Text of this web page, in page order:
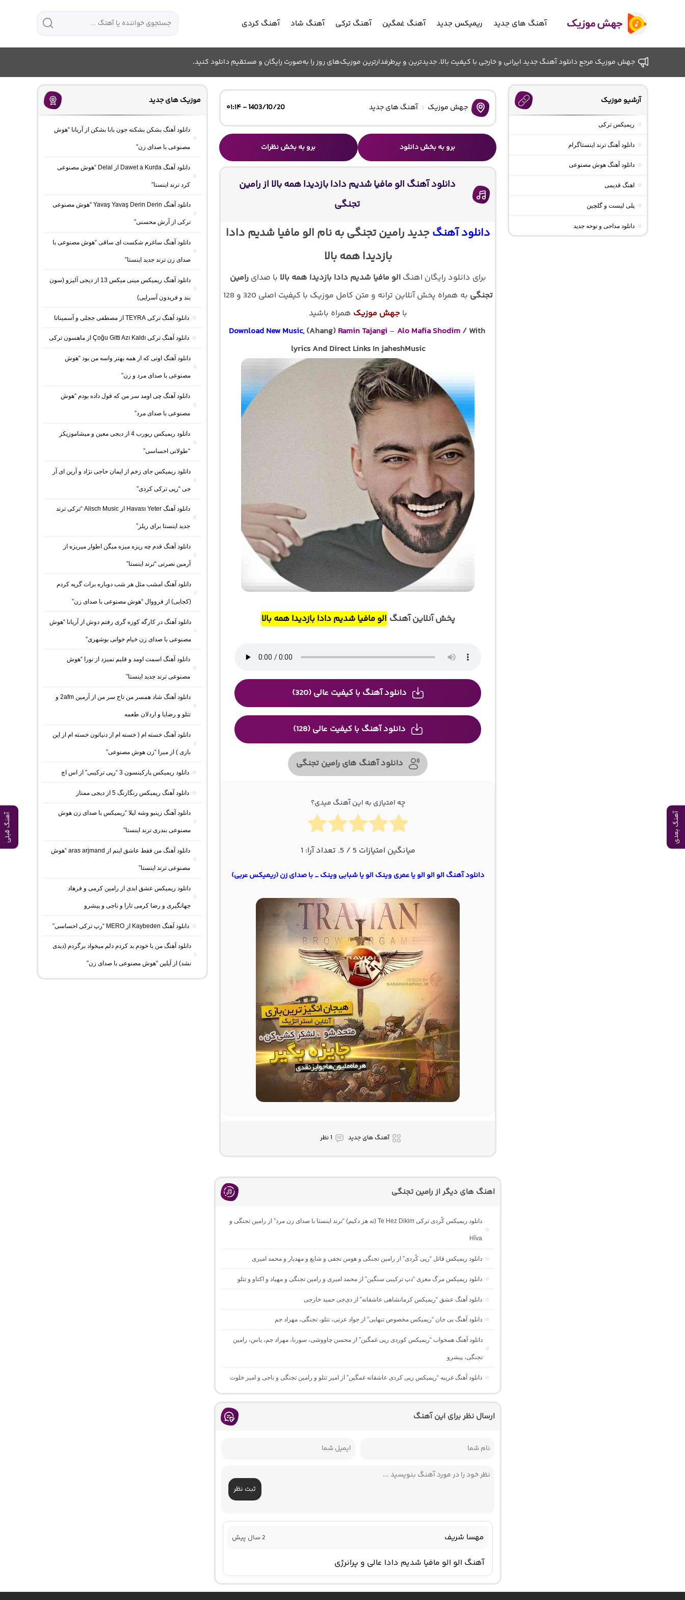
آهنگ بعدی آهنگ قبلی
آهنگ های جدید ریمیکس جدید آهنگ غمگین آهنگ ترکی آهنگ شاد آهنگ کردی
جهش موزیک مرجع دانلود آهنگ جدید ایرانی و خارجی با کیفیت بالا. جدیدترین و پرطرفدارترین موزیک‌های روز را به‌صورت رایگان و مستقیم دانلود کنید.
جهش موزیک آهنگ های جدید 1403/10/20 - ۰۱:۱۴
برو به بخش دانلود برو به بخش نظرات
دانلود آهنگ الو مافیا شدیم دادا بازدیدا همه بالا از رامین
تجنگی
دانلود آهنگجدید رامین تجنگی به نام الو مافیا شدیم دادا
بازدیدا همه بالا
برای دانلود رایگان اهنگالو مافیا شدیم دادا بازدیدا همه بالا با صدایرامین
تجنگی
به همراه پخش آنلاین ترانه و متن کامل موزیک با کیفیت اصلی 320 و 128
باجهش موزیک همراه باشید
Download New Music, (Ahang) Ramin Tajangi – Alo Mafia Shodim / With
lyrics And Direct Links In jaheshMusic
پخش آنلاین آهنگ الو مافیا شدیم دادا بازدیدا همه بالا
دانلود آهنگ با کیفیت عالی (320)
دانلود آهنگ با کیفیت عالی (128)
دانلود آهنگ های رامین تجنگی
چه امتیازی به این آهنگ میدی؟
میانگین امتیازات 5 / 5. تعداد آرا: 1
دانلود آهنگ الو الو الو یا عمری وینک الو یا شبابی وینک _ با صدای زن (ریمیکس عربی)
آهنگ های جدید 1 نظر
اهنگ های دیگر از رامین تجنگی
دانلود ریمیکس کُردی ترکی Te Hez Dikim (ته هز دکیم) “ترند اینستا با صدای زن مرد” از رامین تجنگی و
Hîva
دانلود ریمیکس قاتل “رپی کُردی” از رامین تجنگی و هومن نجفی و شایع و مهدیار و محمد امیری
دانلود ریمیکس مرگ مغزی “دپ ترکیبی سنگین” از محمد امیری و رامین تجنگی و مهیاد و اکتاو و تتلو
دانلود آهنگ عشق “ریمیکس کرمانشاهی عاشقانه” از دی‌جی حمید خارجی
دانلود آهنگ بی جان “ریمیکس مخصوص تنهایی” از جواد عزتی، تتلو، تجنگی، مهراد جم
دانلود آهنگ همخواب “ریمیکس کوردی رپی غمگین” از محسن چاووشی، سورنا، مهراد جم، یاس، رامین
تجنگی، پیشرو
دانلود آهنگ غریبه “ریمیکس رپی کردی عاشقانه غمگین” از امیر تتلو و رامین تجنگی و ناجی و امیر خلوت
ارسال نظر برای این آهنگ
ثبت نظر
مهسا شریف 2 سال پیش
آهنگ الو الو مافیا شدیم دادا عالی و پرانرژی
آرشیو موزیک
ریمیکس ترکی
دانلود آهنگ ترند اینستاگرام
دانلود آهنگ هوش مصنوعی
اهنگ قدیمی
پلی لیست و گلچین
دانلود مداحی و نوحه جدید
موزیک های جدید
دانلود آهنگ بشکن بشکنه جون بابا بشکن از آریانا “هوش
مصنوعی با صدای زن”
دانلود آهنگ Dawet a Kurda از Delal “هوش مصنوعی
کرد ترند اینستا”
دانلود آهنگ Yavaş Yavaş Derin Derin “هوش مصنوعی
ترکی از آرش محسنی”
دانلود آهنگ ساغرم شکست ای ساقی “هوش مصنوعی با
صدای زن ترند جدید اینستا”
دانلود آهنگ ریمیکس مینی میکس 13 از دیجی آلیزو (سون
بند و فریدون آسرایی)
دانلود آهنگ ترکی TEYRA از مصطفی ججلی و آسمیناتا
دانلود آهنگ ترکی Çoğu Gitti Azı Kaldı از ماهسون ترکی
دانلود آهنگ اونی که از همه بهتر واسه من بود “هوش
مصنوعی با صدای مرد و زن”
دانلود آهنگ چی اومد سر من که قول داده بودم “هوش
مصنوعی با صدای مرد”
دانلود ریمیکس ریورب 4 از دیجی معین و میشاموزیکز
“طولانی احساسی”
دانلود ریمیکس جای زخم از ایمان حاجی نژاد و آرین ای آر
جی “رپی ترکی کردی”
دانلود آهنگ Havası Yeter از Alisch Music “ترکی ترند
جدید اینستا برای ریلز”
دانلود آهنگ ﻗﺪم ﭼﻪ رﻳﺰه ﻣﻴﺰه ﻣﻴﮕﻦ اﻃﻮار ﻣﻴﺮﻳﺰه از
آرمین نصرتی “ترند اینستا”
دانلود آهنگ امشب مثل هر شب دوباره برات گریه کردم
(کجایی) از فرووال “هوش مصنوعی با صدای زن”
دانلود آهنگ در کارگه کوزه گری رفتم دوش از آریانا “هوش
مصنوعی با صدای زن خیام خوانی بوشهری”
دانلود آهنگ اسمت اومد و قلبم نمیزد از نورا “هوش
مصنوعی ترند جدید اینستا”
دانلود آهنگ شاد همسر من تاج سر من از آرمین 2afm و
تتلو و رضایا و اردلان طعمه
دانلود آهنگ خسته ام ( خسته ام از دنیاتون خسته ام از این
بازی ) از میرا “زن هوش مصنوعی”
دانلود ریمیکس پارکینسون 3 “رپی ترکیبی” از اس اچ
دانلود آهنگ ریمیکس رنگارنگ 5 از دیجی ممتاز
دانلود آهنگ زینبو وشه لیلا “ریمیکس با صدای زن هوش
مصنوعی بندری ترند اینستا”
دانلود آهنگ من فقط عاشق اینم از aras arjmand “هوش
مصنوعی ترند اینستا”
دانلود ریمیکس عشق ابدی از رامین کرمی و فرهاد
جهانگیری و رضا کرمی تارا و ناجی و پیشرو
دانلود آهنگ Kaybeden از MERO “رپ ترکی احساسی”
دانلود آهنگ من با خودم بد کردم دلم میخواد برگردم (دیدی
نشد) از آیلین “هوش مصنوعی با صدای زن”